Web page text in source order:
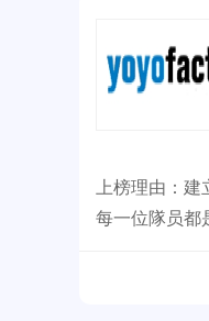
上榜理由：
每一位隊员都